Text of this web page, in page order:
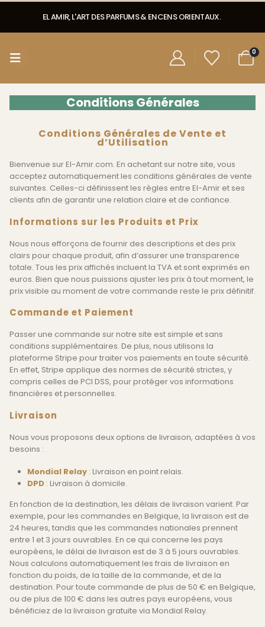
EL AMIR, L'ART DES PARFUMS & ENCENS ORIENTAUX.
0
Conditions Générales
Conditions Générales de Vente et
d’Utilisation
Bienvenue sur El-Amir.com. En achetant sur notre site, vous
acceptez automatiquement les conditions générales de vente
suivantes. Celles-ci définissent les règles entre El-Amir et ses
clients afin de garantir une relation claire et de confiance.
Informations sur les Produits et Prix
Nous nous efforçons de fournir des descriptions et des prix
clairs pour chaque produit, afin d’assurer une transparence
totale. Tous les prix affichés incluent la TVA et sont exprimés en
euros. Bien que nous puissions ajuster les prix à tout moment, le
prix visible au moment de votre commande reste le prix définitif.
Commande et Paiement
Passer une commande sur notre site est simple et sans
conditions supplémentaires. De plus, nous utilisons la
plateforme Stripe pour traiter vos paiements en toute sécurité.
En effet, Stripe applique des normes de sécurité strictes, y
compris celles de PCI DSS, pour protéger vos informations
financières et personnelles.
Livraison
Nous vous proposons deux options de livraison, adaptées à vos
besoins :
Mondial Relay: Livraison en point relais.
DPD: Livraison à domicile.
En fonction de la destination, les délais de livraison varient. Par
exemple, pour les commandes en Belgique, la livraison est de
24 heures, tandis que les commandes nationales prennent
entre 1 et 3 jours ouvrables. En ce qui concerne les pays
européens, le délai de livraison est de 3 à 5 jours ouvrables.
Nous calculons automatiquement les frais de livraison en
fonction du poids, de la taille de la commande, et de la
destination. Pour toute commande de plus de 50 € en Belgique,
ou de plus de 100 € dans les autres pays européens, vous
bénéficiez de la livraison gratuite via Mondial Relay.